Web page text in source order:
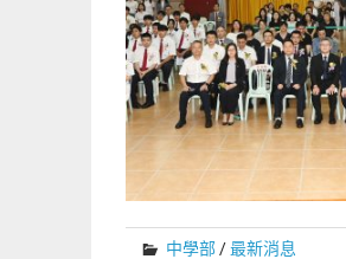
中學部/最新消息